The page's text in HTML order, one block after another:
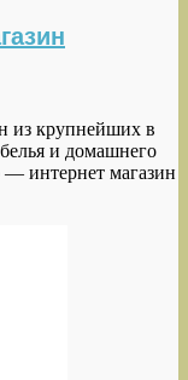
из крупнейших в
и домашнего
— интернет магазин